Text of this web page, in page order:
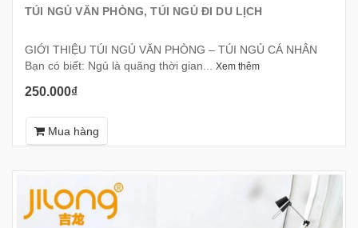
TÚI NGỦ VĂN PHÒNG, TÚI NGỦ ĐI DU LỊCH
GIỚI THIỆU TÚI NGỦ VĂN PHÒNG – TÚI NGỦ CÁ NHÂN
Bạn có biết: Ngủ là quãng thời gian... Xem thêm
250.000₫
Mua hàng